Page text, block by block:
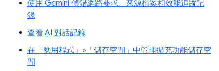
使用 Gemini 偵錯網路要求、來源檔案和效能追蹤記
錄
查看 AI 對話記錄
在「應用程式」>「儲存空間」中管理擴充功能儲存空
間